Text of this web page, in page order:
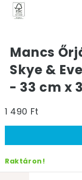
Mancs
Skye &
- 33 cm x
1 490 Ft
Raktáron!